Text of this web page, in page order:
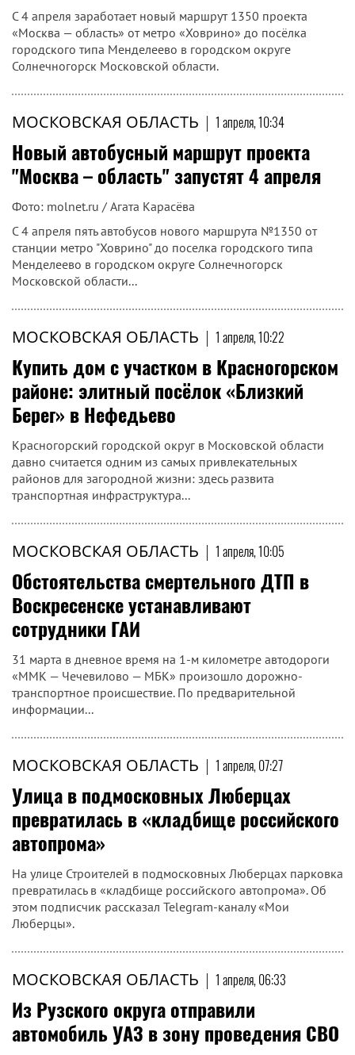
С 4 апреля заработает новый маршрут 1350 проекта
«Москва — область» от метро «Ховрино» до посёлка
городского типа Менделеево в городском округе
Солнечногорск Московской области.
МОСКОВСКАЯ ОБЛАСТЬ | 1 апреля, 10:34
Новый автобусный маршрут проекта
"Москва – область" запустят 4 апреля
Фото: molnet.ru / Агата Карасёва
С 4 апреля пять автобусов нового маршрута №1350 от
станции метро "Ховрино" до посeлка городского типа
Менделеево в городском округе Солнечногорск
Московской области...
МОСКОВСКАЯ ОБЛАСТЬ | 1 апреля, 10:22
Купить дом с участком в Красногорском
районе: элитный посёлок «Близкий
Берег» в Нефедьево
Красногорский городской округ в Московской области
давно считается одним из самых привлекательных
районов для загородной жизни: здесь развита
транспортная инфраструктура...
МОСКОВСКАЯ ОБЛАСТЬ | 1 апреля, 10:05
Обстоятельства смертельного ДТП в
Воскресенске устанавливают
сотрудники ГАИ
31 марта в дневное время на 1-м километре автодороги
«ММК — Чечевилово — МБК» произошло дорожно-
транспортное происшествие. По предварительной
информации...
МОСКОВСКАЯ ОБЛАСТЬ | 1 апреля, 07:27
Улица в подмосковных Люберцах
превратилась в «кладбище российского
автопрома»
На улице Строителей в подмосковных Люберцах парковка
превратилась в «кладбище российского автопрома». Об
этом подписчик рассказал Telegram-каналу «Мои
Люберцы».
МОСКОВСКАЯ ОБЛАСТЬ | 1 апреля, 06:33
Из Рузского округа отправили
автомобиль УАЗ в зону проведения СВО